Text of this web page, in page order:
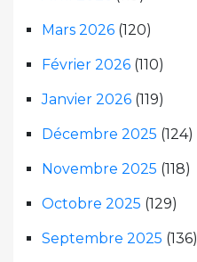
Mars 2026 (120)
Février 2026 (110)
Janvier 2026 (119)
Décembre 2025 (124)
Novembre 2025 (118)
Octobre 2025 (129)
Septembre 2025 (136)